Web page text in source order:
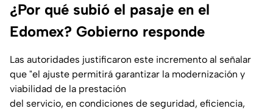
¿Por qué subió el pasaje en el
Edomex? Gobierno responde
Las autoridades justificaron este incremento al señalar
que "el ajuste permitirá garantizar la modernización y
viabilidad de la prestación
del servicio, en condiciones de seguridad, eficiencia,